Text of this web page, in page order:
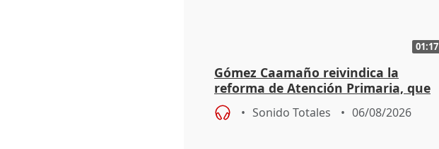
01:17
Gómez Caamaño reivindica la
reforma de Atención Primaria, que
reforzará la autogestión
Sonido Totales 06/08/2026